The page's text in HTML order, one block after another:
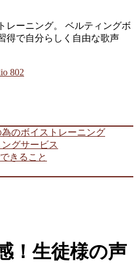
レーニング。 ベルティングボ
得で自分らしく自由な歌声
のボイストレーニング
グサービス
きること
！生徒様の声